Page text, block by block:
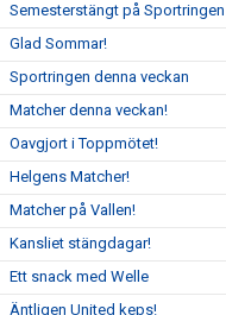
Semesterstängt på Sportringen
Glad Sommar!
Sportringen denna veckan
Matcher denna veckan!
Oavgjort i Toppmötet!
Helgens Matcher!
Matcher på Vallen!
Kansliet stängdagar!
Ett snack med Welle
Äntligen United keps!